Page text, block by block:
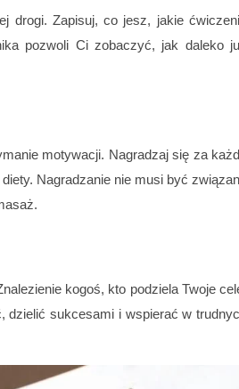
drogi. Zapisuj, co jesz, jakie
pozwoli Ci zobaczyć, jak daleko
motywacji. Nagradzaj się za
Nagradzanie nie musi być
kogoś, kto podziela Twoje
dzielić sukcesami i wspierać w